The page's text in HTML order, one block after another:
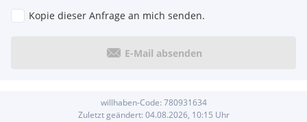
Kopie dieser Anfrage an mich senden.
E-Mail absenden
willhaben-Code: 780931634
Zuletzt geändert: 04.08.2026, 10:15 Uhr